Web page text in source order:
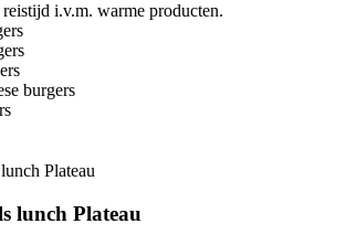
i.v.m. warme producten.
burgers
lunch Plateau